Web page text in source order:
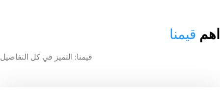
قيمنا
قيمنا: التميز في كل التفاصيل